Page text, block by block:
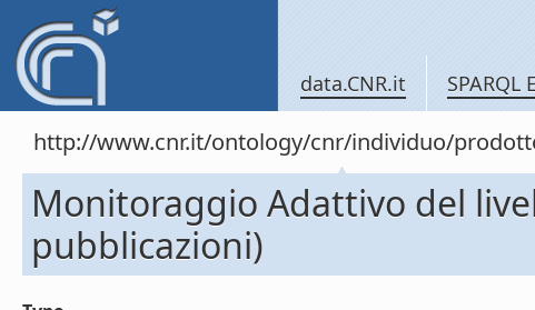
data.CNR.it SPARQL
http://www.cnr.it/ontology/cnr/individuo/
Monitoraggio Adattivo del
pubblicazioni)